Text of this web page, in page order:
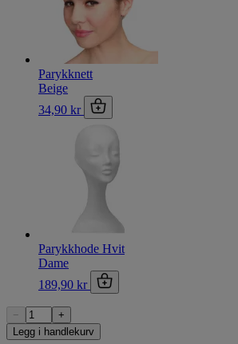
Parykknett
Beige
34,90 kr
Parykkhode Hvit
Dame
189,90 kr
−
+
Legg i handlekurv